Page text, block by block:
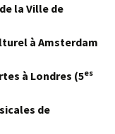
la Ville de
à Amsterdam
à Londres (5es
de